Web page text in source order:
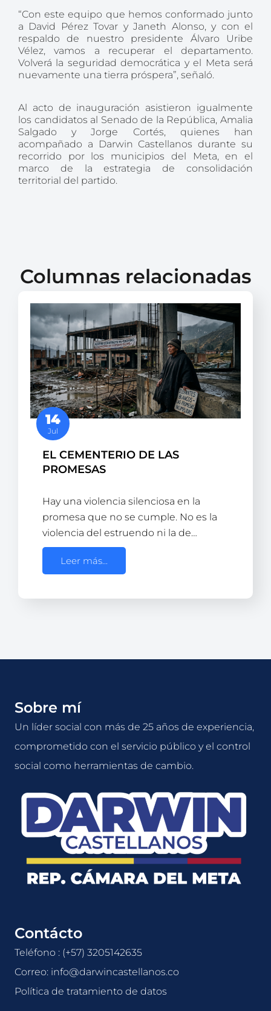
“Con este equipo que hemos conformado junto
a David Pérez Tovar y Janeth Alonso, y con el
respaldo de nuestro presidente Álvaro Uribe
Vélez, vamos a recuperar el departamento.
Volverá la seguridad democrática y el Meta será
nuevamente una tierra próspera”, señaló.
Al acto de inauguración asistieron igualmente
los candidatos al Senado de la República, Amalia
Salgado y Jorge Cortés, quienes han
acompañado a Darwin Castellanos durante su
recorrido por los municipios del Meta, en el
marco de la estrategia de consolidación
territorial del partido.
Columnas relacionadas
14
Jul
EL CEMENTERIO DE LAS
PROMESAS
Hay una violencia silenciosa en la
promesa que no se cumple. No es la
violencia del estruendo ni la de…
Leer más...
Sobre mí
Un líder social con más de 25 años de experiencia,
comprometido con el servicio público y el control
social como herramientas de cambio.
Contácto
Teléfono : (+57) 3205142635
Correo: info@darwincastellanos.co
Política de tratamiento de datos